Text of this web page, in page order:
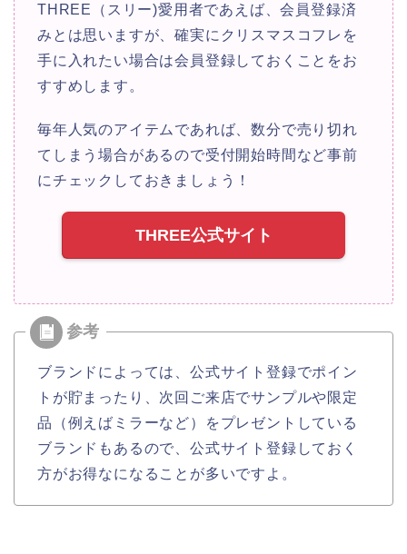
THREE（スリー)愛用者であえば、会員登録済
みとは思いますが、確実にクリスマスコフレを
手に入れたい場合は会員登録しておくことをお
すすめします。
毎年人気のアイテムであれば、数分で売り切れ
てしまう場合があるので受付開始時間など事前
にチェックしておきましょう！
THREE公式サイト
ブランドによっては、公式サイト登録でポイン
トが貯まったり、次回ご来店でサンプルや限定
品（例えばミラーなど）をプレゼントしている
ブランドもあるので、公式サイト登録しておく
方がお得なになることが多いですよ。